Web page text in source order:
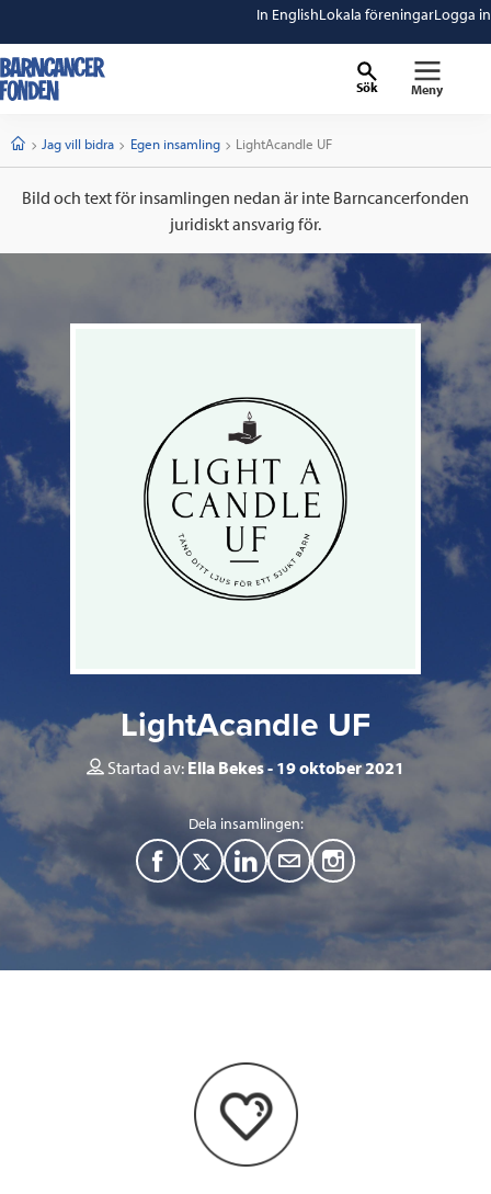
In EnglishLokala föreningarLogga in
Sök Meny
StartJag vill bidra Egen insamling Current:
LightAcandle UF
Bild och text för insamlingen nedan är inte Barncancerfonden
juridiskt ansvarig för.
LightAcandle UF
Startad av: Ella Bekes 19 oktober 2021
Dela insamlingen:
F
a
T
w
e
L
I
n
M